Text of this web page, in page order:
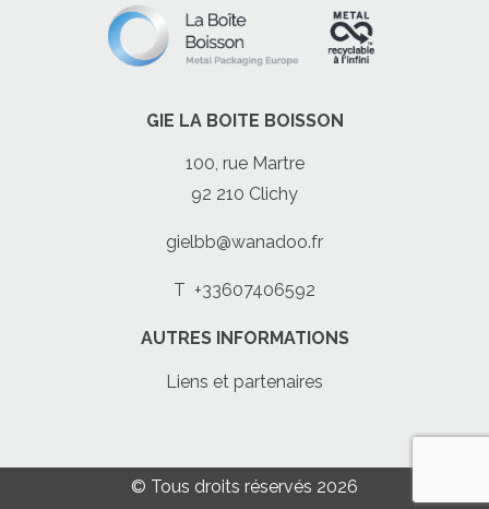
GIE LA BOITE BOISSON
100, rue Martre
92 210 Clichy
gielbb@wanadoo.fr
T +33607406592
AUTRES INFORMATIONS
Liens et partenaires
© Tous droits réservés 2026